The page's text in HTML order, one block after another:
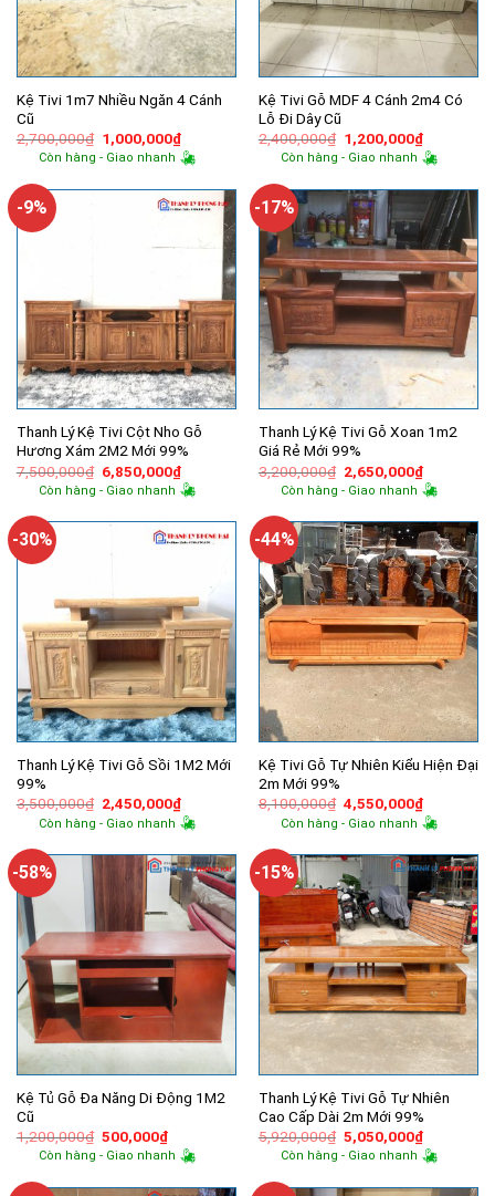
Kệ Tivi 1m7 Nhiều Ngăn 4 Cánh
Cũ
2,700,000₫ Giá
gốc
là:
1,000,000₫Giá
hiện
tại
1,000,000₫.
Còn hàng - Giao nhanh
Kệ Tivi Gỗ MDF 4 Cánh 2m4 Có
Lỗ Đi Dây Cũ
2,400,000₫ Giá
gốc
là:
1,200,000₫Giá
hiện
tại
Còn hàng - Giao nhanh
-9%
Thanh Lý Kệ Tivi Cột Nho Gỗ
Hương Xám 2M2 Mới 99%
7,500,000₫ Giá
gốc
là:
6,850,000₫Giá
hiện
tại
6,850,000₫.
Còn hàng - Giao nhanh
-17%
Thanh Lý Kệ Tivi Gỗ Xoan 1m2
Giá Rẻ Mới 99%
3,200,000₫ Giá
gốc
là:
2,650,000₫Giá
hiện
tại
Còn hàng - Giao nhanh
-30%
Thanh Lý Kệ Tivi Gỗ Sồi 1M2 Mới
99%
3,500,000₫ Giá
gốc
là:
2,450,000₫Giá
hiện
tại
2,450,000₫.
Còn hàng - Giao nhanh
-44%
Kệ Tivi Gỗ Tự Nhiên Kiểu Hiện Đại
2m Mới 99%
8,100,000₫ Giá
gốc
là:
4,550,000₫Giá
hiện
tại
Còn hàng - Giao nhanh
-58%
Kệ Tủ Gỗ Đa Năng Di Động 1M2
Cũ
1,200,000₫ Giá
gốc
là:
500,000₫Giá
hiện
tại
Còn hàng - Giao nhanh
-15%
Thanh Lý Kệ Tivi Gỗ Tự Nhiên
Cao Cấp Dài 2m Mới 99%
5,920,000₫ Giá
gốc
là:
5,050,000₫Giá
hiện
tại
Còn hàng - Giao nhanh